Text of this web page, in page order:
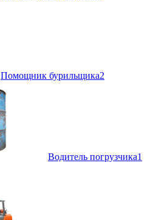
Помощник бурильщика2
Водитель погрузчика1